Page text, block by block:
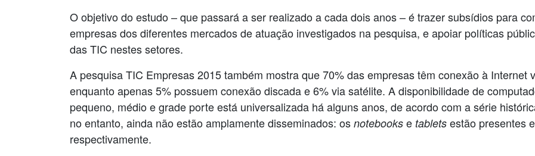
O objetivo do estudo – que passará a ser realizado a cada dois anos – é trazer subsídios para
empresas dos diferentes mercados de atuação investigados na pesquisa, e apoiar políticas
das TIC nestes setores.
A pesquisa TIC Empresas 2015 também mostra que 70% das empresas têm conexão à Internet
enquanto apenas 5% possuem conexão discada e 6% via satélite. A disponibilidade de
pequeno, médio e grade porte está universalizada há alguns anos, de acordo com a série
no entanto, ainda não estão amplamente disseminados: os notebooks e tablets estão presentes
respectivamente.